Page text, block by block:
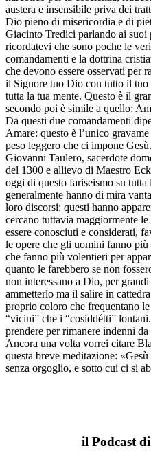
austera e insensibile priva dei
Dio pieno di misericordia e di
Giacinto Tredici parlando ai
ricordatevi che sono poche le
comandamenti e la dottrina
che devono essere osservati per
il Signore tuo Dio con tutto il tuo
tutta la tua mente. Questo è il
secondo poi è simile a quello:
Da questi due comandamenti
Amare: questo è l’unico
peso leggero che ci impone Gesù.
Giovanni Taulero, sacerdote
del 1300 e allievo di Maestro
oggi di questo fariseismo su tutta
generalmente hanno di mira
loro discorsi: questi hanno
cercano tuttavia maggiormente
essere conosciuti e considerati,
le opere che gli uomini fanno
che fanno più volentieri per
quanto le farebbero se non
non interessano a Dio, per
ammetterlo ma il salire in
proprio coloro che frequentano
“vicini” che i “cosiddétti”
prendere per rimanere indenni
Ancora una volta vorrei citare
questa breve meditazione:
senza orgoglio, e sotto cui ci si
il Podcast